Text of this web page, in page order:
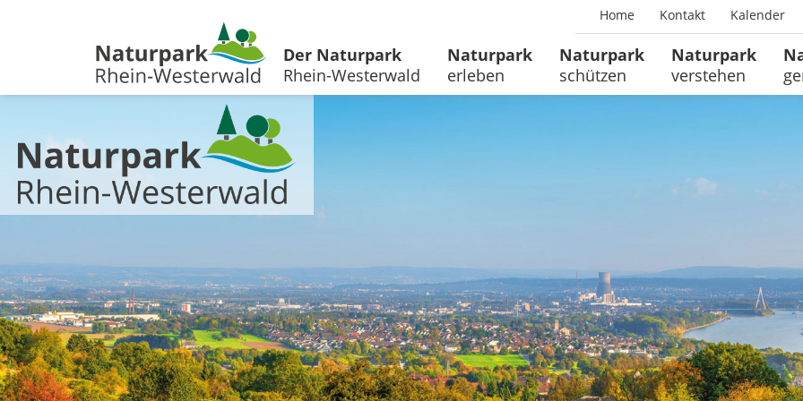
Home Kontakt Kalender
Der Naturpark
Rhein-Westerwald
Naturpark
erleben
Naturpark
schützen
Naturpark
verstehen